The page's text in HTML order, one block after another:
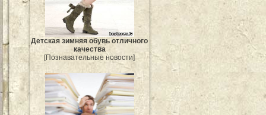
Детская зимняя обувь отличного
качества
[Познавательные новости]